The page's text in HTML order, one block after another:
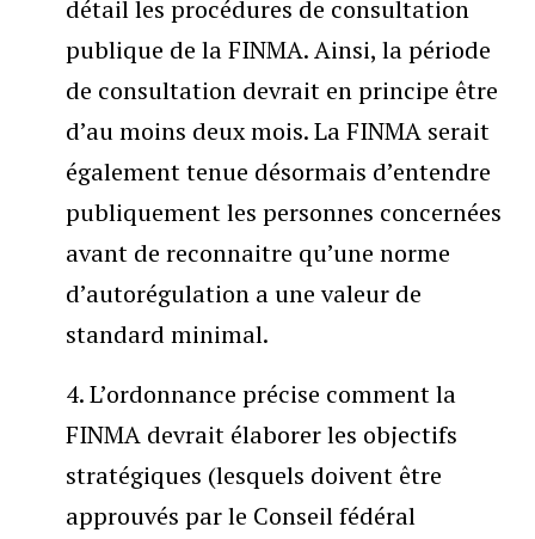
détail les procédures de consultation
publique de la FINMA. Ainsi, la période
de consultation devrait en principe être
d’au moins deux mois. La FINMA serait
également tenue désormais d’entendre
publiquement les personnes concernées
avant de reconnaitre qu’une norme
d’autorégulation a une valeur de
standard minimal.
4. L’ordonnance précise comment la
FINMA devrait élaborer les objectifs
stratégiques (lesquels doivent être
approuvés par le Conseil fédéral